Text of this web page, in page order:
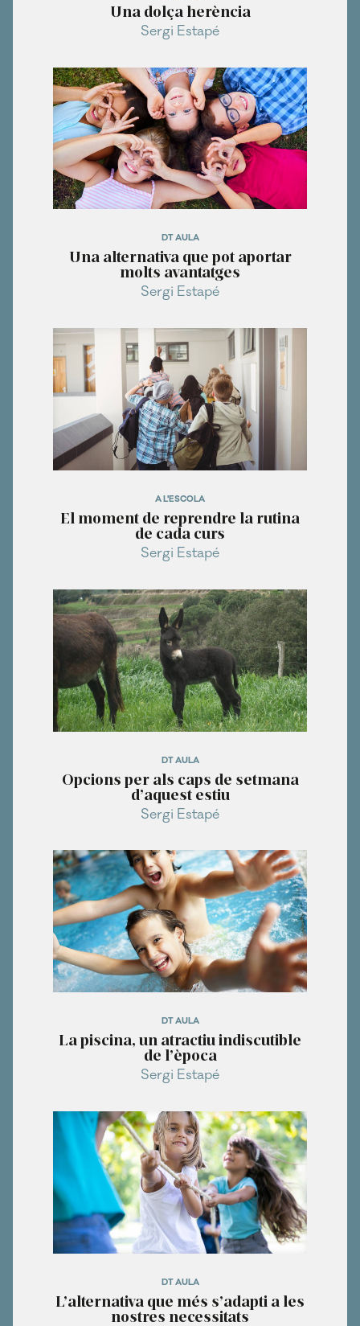
Una dolça herència
Sergi Estapé
DT AULA
Una alternativa que pot aportar
molts avantatges
Sergi Estapé
A L'ESCOLA
El moment de reprendre la rutina
de cada curs
Sergi Estapé
DT AULA
Opcions per als caps de setmana
d’aquest estiu
Sergi Estapé
DT AULA
La piscina, un atractiu indiscutible
de l’època
Sergi Estapé
DT AULA
L’alternativa que més s’adapti a les
nostres necessitats